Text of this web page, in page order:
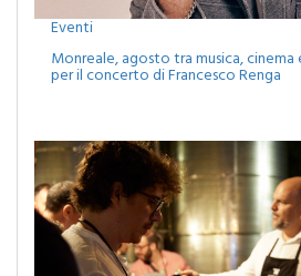
Monreale, agosto tra musica, cinema
per il concerto di Francesco Renga